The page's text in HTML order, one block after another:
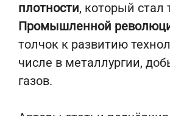
плотности, который стал
Промышленной
толчок к развитию
числе в металлургии,
газов.